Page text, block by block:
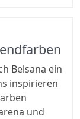
Belsana ein
inspirieren
und